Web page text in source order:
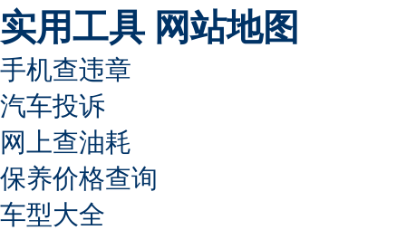
实用工具 网站地图
手机查违章
汽车投诉
网上查油耗
保养价格查询
车型大全